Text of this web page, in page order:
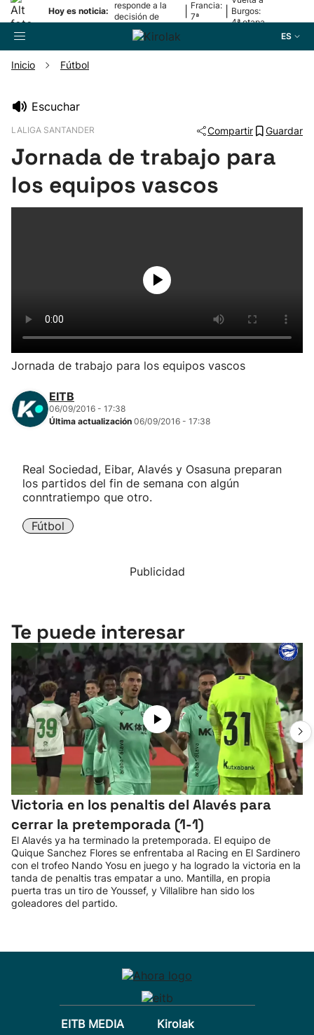
Hoy es noticia:
responde a la
decisión de
Oriamendi
Francia:
7ª
Burgos:
4ª etapa
ES
Pelota
Herri-kirolak
Balonmano
Kirolak 360
Carreras de montaña
Más deportes
Inicio Fútbol
Escuchar
LALIGA SANTANDER Compartir Guardar
Jornada de trabajo para
los equipos vascos
Jornada de trabajo para los equipos vascos
EITB
06/09/2016 - 17:38
Última actualización 06/09/2016 - 17:38
Real Sociedad, Eibar, Alavés y Osasuna preparan
los partidos del fin de semana con algún
conntratiempo que otro.
Fútbol
Publicidad
Te puede interesar
Victoria en los penaltis del Alavés para
cerrar la pretemporada (1-1)
El Alavés ya ha terminado la pretemporada. El equipo de
Quique Sanchez Flores se enfrentaba al Racing en El Sardinero
con el trofeo Nando Yosu en juego y ha logrado la victoria en la
tanda de penaltis tras empatar a uno. Mantilla, en propia
puerta tras un tiro de Youssef, y Villalibre han sido los
goleadores del partido.
EITB MEDIA
Kirolak